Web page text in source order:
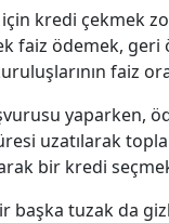
kredi çekmek
faiz ödemek,
faiz
yaparken,
uzatılarak
bir kredi
tuzak da